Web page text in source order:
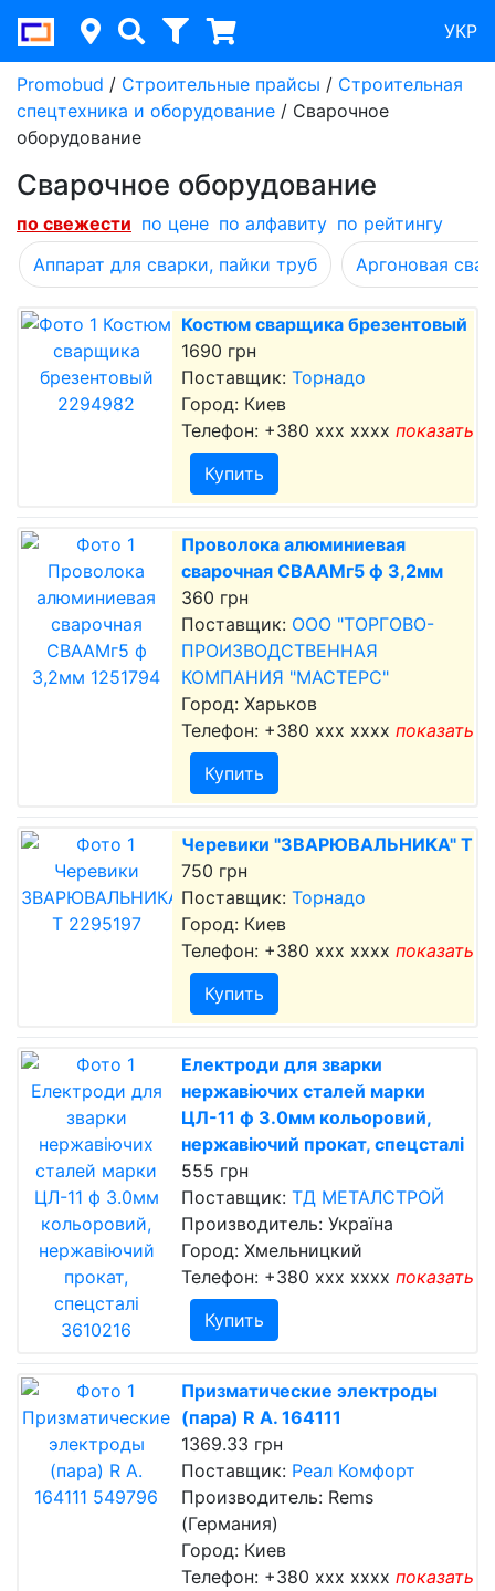
УКР
Promobud / Строительные прайсы / Строительная
спецтехника и оборудование / Сварочное
оборудование
Сварочное оборудование
по cвежести по цене по алфавиту по рейтингу
Аппарат для сварки, пайки труб
Аргоновая
Костюм сварщика брезентовый
1690 грн
Поставщик: Торнадо
Город: Киев
Телефон: +380 xxx xxxx показать
Купить
Проволока алюминиевая
сварочная СВААМг5 ф 3,2мм
360 грн
Поставщик: ООО "ТОРГОВО-
ПРОИЗВОДСТВЕННАЯ
КОМПАНИЯ "МАСТЕРС"
Город: Харьков
Телефон: +380 xxx xxxx показать
Купить
Черевики "ЗВАРЮВАЛЬНИКА" Т
750 грн
Поставщик: Торнадо
Город: Киев
Телефон: +380 xxx xxxx показать
Купить
Електроди для зварки
нержавіючих сталей марки
ЦЛ-11 ф 3.0мм кольоровий,
нержавіючий прокат, спецсталі
555 грн
Поставщик: ТД МЕТАЛСТРОЙ
Производитель: Україна
Город: Хмельницкий
Телефон: +380 xxx xxxx показать
Купить
Призматические электроды
(пара) R А. 164111
1369.33 грн
Поставщик: Реал Комфорт
Производитель: Rems
(Германия)
Город: Киев
Телефон: +380 xxx xxxx показать